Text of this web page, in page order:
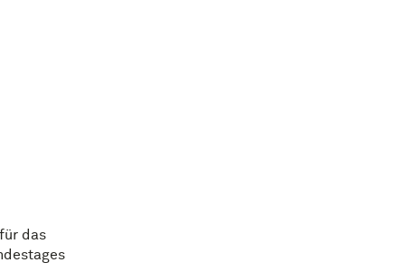
das